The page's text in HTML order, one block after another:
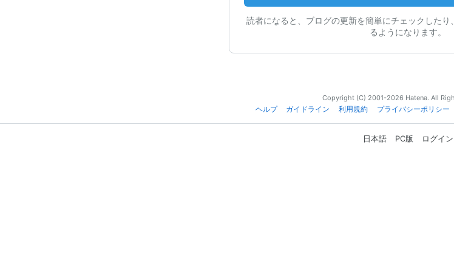
読者になると、ブログの更新を簡単にチェックしたり
るようになります。
Copyright (C) 2001-2026 Hatena. All
ヘルプ
ガイドライン 利用規約 プライバシーポリシー
日本語 PC版 ログイン